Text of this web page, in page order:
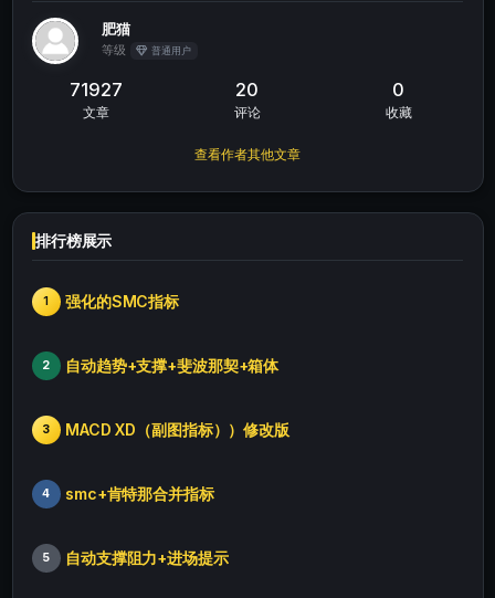
肥猫
等级 普通用户
71927
文章
20
评论
0
收藏
查看作者其他文章
排行榜展示
1 强化的SMC指标
2 自动趋势+支撑+斐波那契+箱体
3 MACD XD（副图指标））修改版
4 smc+肯特那合并指标
5 自动支撑阻力+进场提示